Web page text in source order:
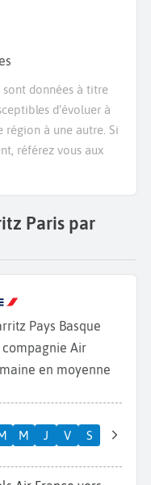
données à titre
d’évoluer à
région à une autre. Si
référez vous aux
Paris par
Pays Basque
compagnie Air
en moyenne
M J V S